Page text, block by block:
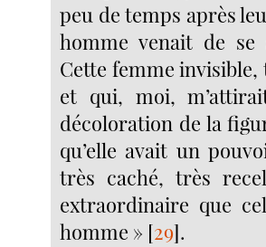
peu de temps après
homme venait de
Cette femme
et qui, moi,
décoloration de la
qu’elle avait un
très caché, très
extraordinaire que
homme » [29].